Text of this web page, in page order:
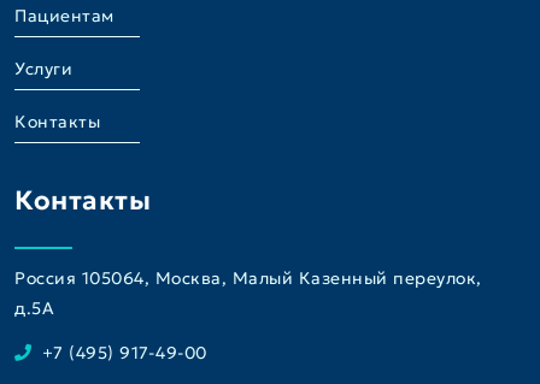
Пациентам
Услуги
Контакты
Контакты
Россия 105064, Москва, Малый Казенный переулок,
д.5A
+7 (495) 917-49-00